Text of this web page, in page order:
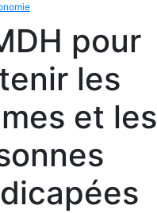
pour
les
et les